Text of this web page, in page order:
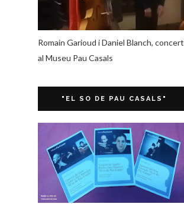
Romain Garioud i Daniel Blanch, concert
al Museu Pau Casals
"EL SO DE PAU CASALS"